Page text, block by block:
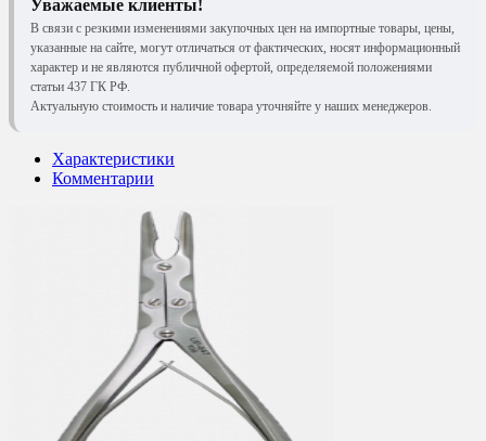
Уважаемые клиенты!
В связи с резкими изменениями закупочных цен на импортные товары, цены,
указанные на сайте, могут отличаться от фактических, носят информационный
характер и не являются публичной офертой, определяемой положениями
статьи 437 ГК РФ.
Актуальную стоимость и наличие товара уточняйте у наших менеджеров.
Характеристики
Комментарии